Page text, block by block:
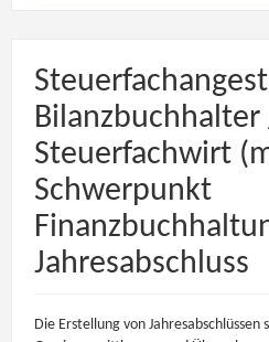
Steuerfachwirt
Schwerpunkt
Jahresabschluss
Die Erstellung von Jahresabschlüssen